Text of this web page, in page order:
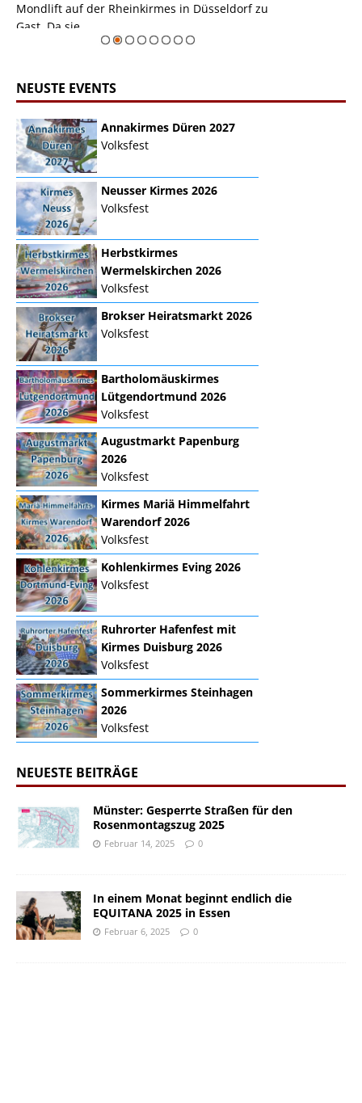
Mondlift auf der Rheinkirmes in Düsseldorf zu
Gast. Da sie ...
NEUSTE EVENTS
Annakirmes Düren 2027
Volksfest
Neusser Kirmes 2026
Volksfest
Herbstkirmes
Wermelskirchen 2026
Volksfest
Brokser Heiratsmarkt 2026
Volksfest
Bartholomäuskirmes
Lütgendortmund 2026
Volksfest
Augustmarkt Papenburg
2026
Volksfest
Kirmes Mariä Himmelfahrt
Warendorf 2026
Volksfest
Kohlenkirmes Eving 2026
Volksfest
Ruhrorter Hafenfest mit
Kirmes Duisburg 2026
Volksfest
Sommerkirmes Steinhagen
2026
Volksfest
NEUESTE BEITRÄGE
Münster: Gesperrte Straßen für den
Rosenmontagszug 2025
Februar 14, 2025 0
In einem Monat beginnt endlich die
EQUITANA 2025 in Essen
Februar 6, 2025 0